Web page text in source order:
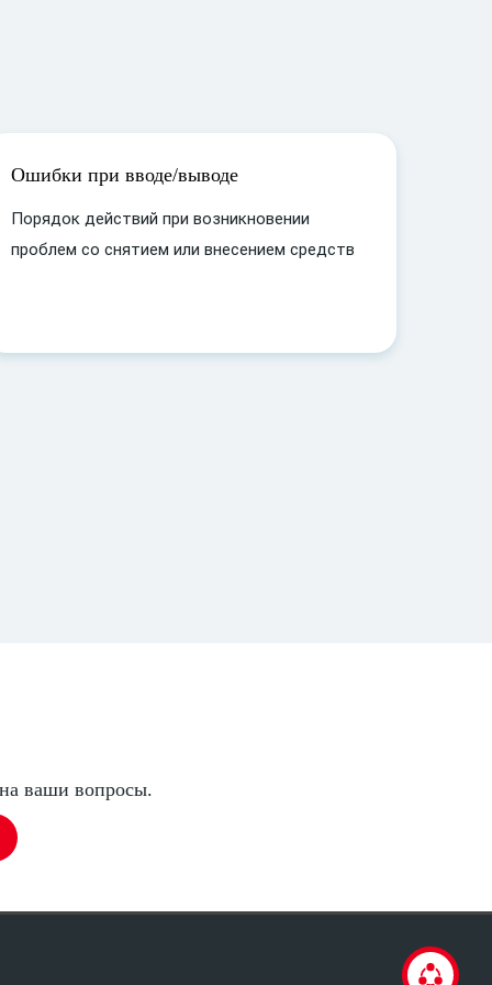
Ошибки при вводе/выводе
Порядок действий при возникновении
проблем со снятием или внесением средств
ваши вопросы.